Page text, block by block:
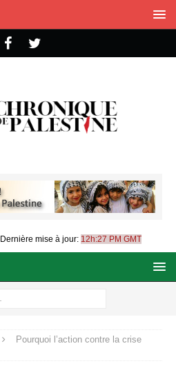
Dernière mise à jour: 12h:27 PM GMT
Pourquoi l’action contre la crise